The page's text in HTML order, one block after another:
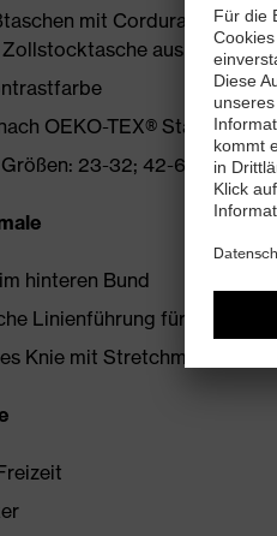
mit Cordura
aus Cordura
OEKO-TEX® Standard
23-32; 42-66 und 90-
hinteren Bund
Linienführung für mehr
Knie mit Stretchmaterial